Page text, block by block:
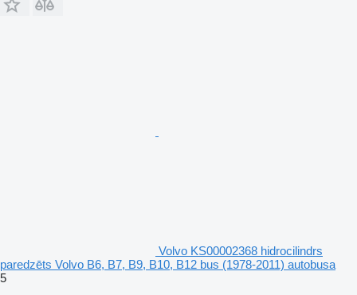
Volvo KS00002368 hidrocilindrs
paredzēts Volvo B6, B7, B9, B10, B12 bus (1978-2011) autobusa
5